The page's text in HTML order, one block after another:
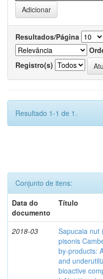
Resultados/Página
Registro(s)
Resultado 1-1 de 1.
Conjunto de itens:
Data do
documento
Título
2018-03
Sapucaia nut
pisonis
by-products:
and
bioactive